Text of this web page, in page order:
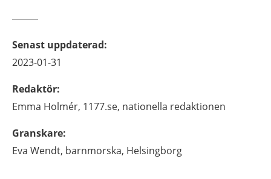
Senast uppdaterad:
2023-01-31
Redaktör:
Emma Holmér, 1177.se, nationella redaktionen
Granskare:
Eva Wendt, barnmorska, Helsingborg